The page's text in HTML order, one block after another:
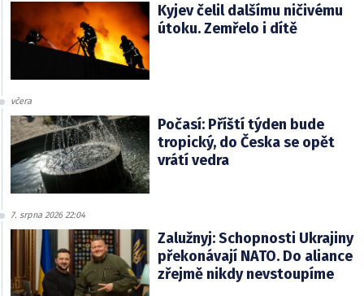
Kyjev čelil dalšímu ničivému
útoku. Zemřelo i dítě
včera
Počasí: Příští týden bude
tropický, do Česka se opět
vrátí vedra
7. srpna 2026 22:04
Zalužnyj: Schopnosti Ukrajiny
překonávají NATO. Do aliance
zřejmě nikdy nevstoupíme